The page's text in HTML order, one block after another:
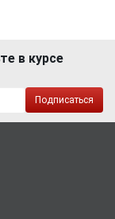
в курсе
Подписаться